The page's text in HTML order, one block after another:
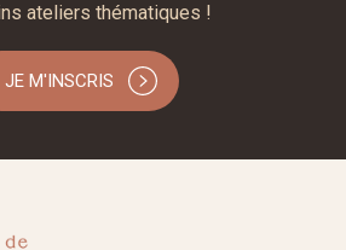
ateliers thématiques !
JE M'INSCRIS